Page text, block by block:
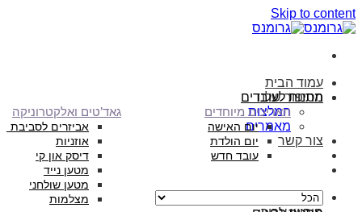
Skip to content
עמוד הבית
הסיפור שלנו
המלצות
מאמרים
צור קשר
מתנות לעובדים
תאריכים מיוחדים
יום האישה
יום הולדת
עובד חדש
גאד’טים ואלקטרוניקה
אביזרים לסביבת
אוזניות
דיסק און קי
מטען נייד
מטען שולחני
מצלמות